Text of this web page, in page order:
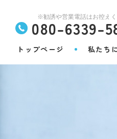
080-6339-
トップページ 私たち